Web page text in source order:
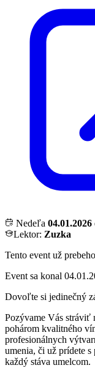
Nedeľa 04.01.2026
Lektor: Zuzka
Tento event už
Event sa konal
Dovoľte si jedinečný
Pozývame Vás stráviť
pohárom kvalitného
profesionálnych
umenia, či už prídete
každý stáva umelcom.